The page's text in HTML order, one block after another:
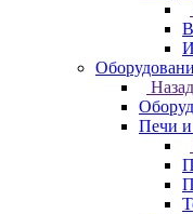
Назад
Печи